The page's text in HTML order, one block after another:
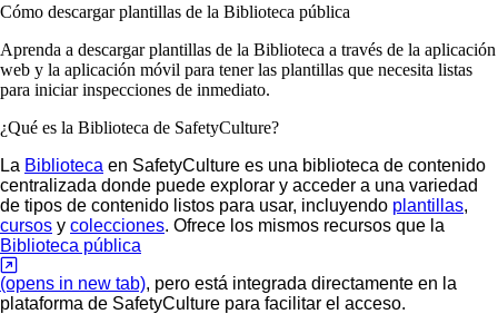
Cómo descargar plantillas de la Biblioteca pública
Aprenda a descargar plantillas de la Biblioteca a través de la aplicación
web y la aplicación móvil para tener las plantillas que necesita listas
para iniciar inspecciones de inmediato.
¿Qué es la Biblioteca de SafetyCulture?
La Biblioteca en SafetyCulture es una biblioteca de contenido
centralizada donde puede explorar y acceder a una variedad
de tipos de contenido listos para usar, incluyendo plantillas,
cursos y colecciones. Ofrece los mismos recursos que la
Biblioteca pública
(opens in new tab), pero está integrada directamente en la
plataforma de SafetyCulture para facilitar el acceso.